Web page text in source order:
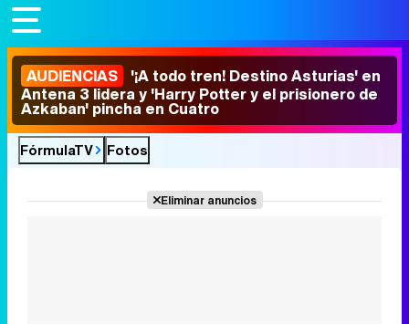
AUDIENCIAS '¡A todo tren! Destino Asturias' en
Antena 3 lidera y 'Harry Potter y el prisionero de
Azkaban' pincha en Cuatro
FórmulaTV Fotos
Eliminar anuncios